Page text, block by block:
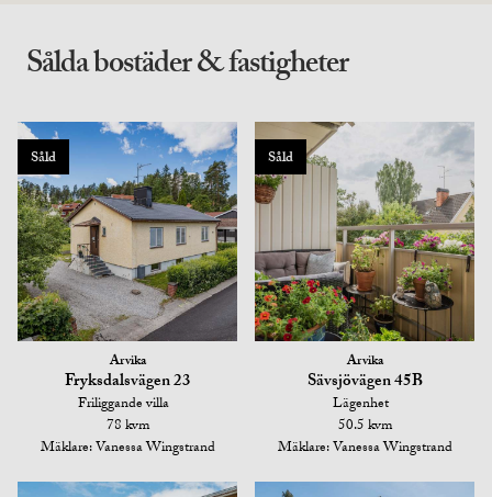
Sålda bostäder & fastigheter
Såld
Arvika
Fryksdalsvägen 23
Friliggande villa
78 kvm
Mäklare: Vanessa Wingstrand
Såld
Arvika
Sävsjövägen 45B
Lägenhet
50.5 kvm
Mäklare: Vanessa Wingstrand